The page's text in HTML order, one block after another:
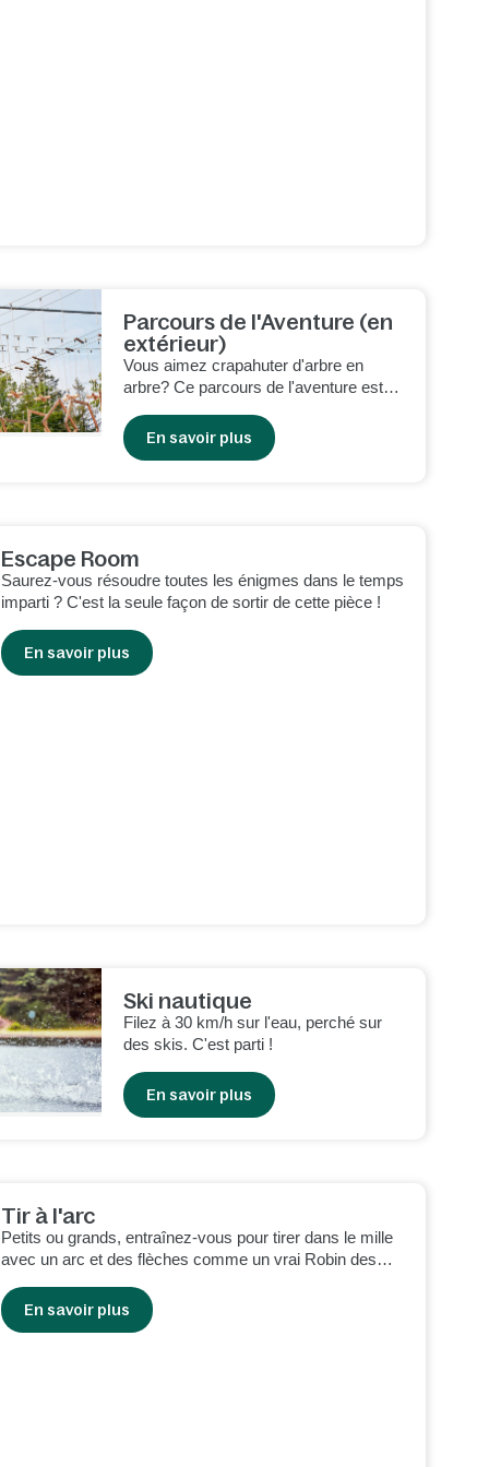
Parcours de l'Aventure (en
extérieur)
Vous aimez crapahuter d'arbre en
arbre? Ce parcours de l'aventure est
ponts de corde branlants et obstacles
bancals!
En savoir plus
Escape Room
Saurez-vous résoudre toutes les énigmes dans le temps
imparti ? C'est la seule façon de sortir de cette pièce !
En savoir plus
Ski nautique
Filez à 30 km/h sur l'eau, perché sur
des skis. C'est parti !
En savoir plus
Tir à l'arc
Petits ou grands, entraînez-vous pour tirer dans le mille
avec un arc et des flèches comme un vrai Robin des
En savoir plus